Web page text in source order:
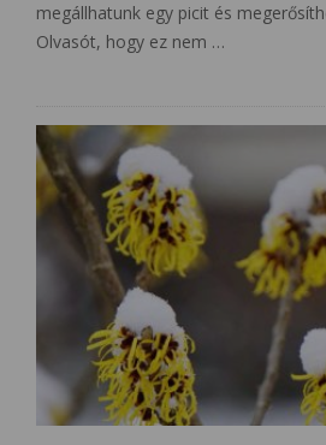
megállhatunk egy picit és
Olvasót, hogy ez nem …